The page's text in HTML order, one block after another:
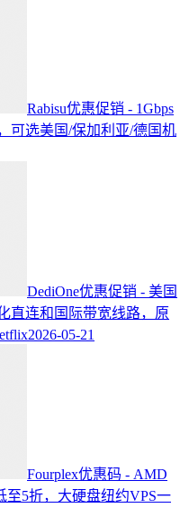
Rabisu优惠促销 - 1Gbps
可选美国/保加利亚/德国机
DediOne优惠促销 - 美国
直连和国际带宽线路，原
2026-05-21
Fourplex优惠码 - AMD
至5折，大硬盘纽约VPS一